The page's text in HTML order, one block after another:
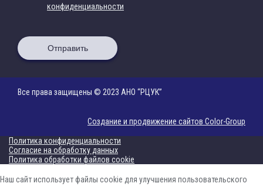
конфиденциальности
Отправить
Все права защищены © 2023 АНО “РЦУК”
Создание и продвижение сайтов Color-Group
Политика конфиденциальности
Согласие на обработку данных
Политика обработки файлов cookie
Наш сайт использует файлы cookie для улучшения пользовательского